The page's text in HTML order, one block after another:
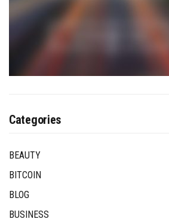
Categories
BEAUTY
BITCOIN
BLOG
BUSINESS